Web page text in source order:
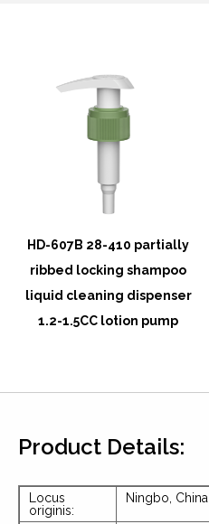
HD-607B 28-410 partially
ribbed locking shampoo
liquid cleaning dispenser
1.2-1.5CC lotion pump
Product Details:
Locus
originis:
Ningbo, China